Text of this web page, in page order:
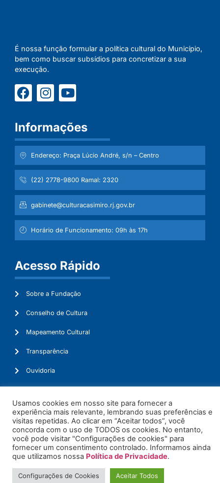
É nossa função formular a política cultural do Município,
bem como buscar subsídios para concretizar a sua
execução.
Informações
Endereço: Praça Lúcio André, s/n – Centro
(22) 2778-9800 Ramal: 2320
gabinete@culturacasimiro.rj.gov.br
Horário de Funcionamento: 09h às 17h
Acesso Rápido
Sobre a Fundação
Conselho de Cultura
Mapeamento Cultural
Transparência
Ouvidoria
© 2026. Todos os Direitos Reservados.
Usamos cookies em nosso site para fornecer a
experiência mais relevante, lembrando suas preferências e
visitas repetidas. Ao clicar em “Aceitar todos”, você
concorda com o uso de TODOS os cookies. No entanto,
você pode visitar "Configurações de cookies" para
fornecer um consentimento controlado. Informamos ainda
que utilizamos nossa Política de Privacidade.
Configurações de Cookies Aceitar Todos